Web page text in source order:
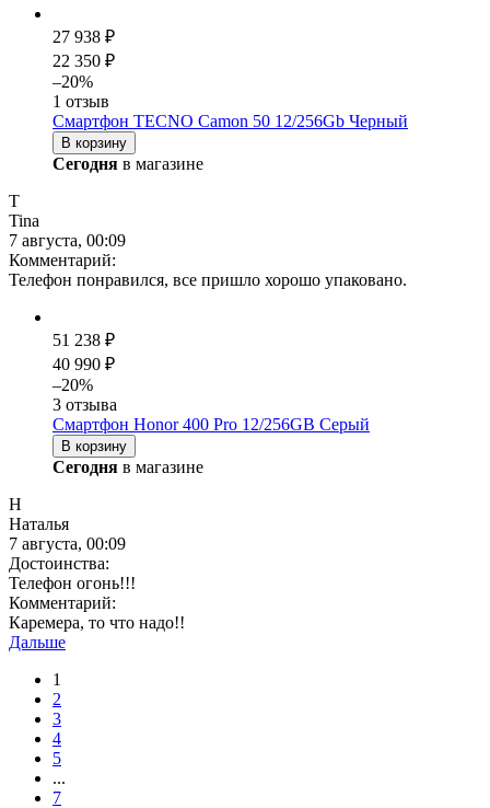
27 938 ₽
22 350 ₽
–20%
1 отзыв
Смартфон TECNO Camon 50 12/256Gb Черный
В корзину
Сегодня в магазине
T
Tina
7 августа, 00:09
Комментарий:
Телефон понравился, все пришло хорошо упаковано.
51 238 ₽
40 990 ₽
–20%
3 отзыва
Смартфон Honor 400 Pro 12/256GB Серый
В корзину
Сегодня в магазине
Н
Наталья
7 августа, 00:09
Достоинства:
Телефон огонь!!!
Комментарий:
Каремера, то что надо!!
Дальше
1
2
3
4
5
...
7